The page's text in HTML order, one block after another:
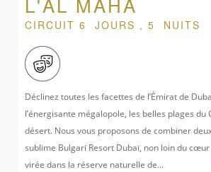
CIRCUIT 6 JOURS , 5 NUITS
Déclinez toutes les facettes de l’Émirat de
l’énergisante mégalopole, les belles plages du
désert. Nous vous proposons de combiner
sublime Bulgari Resort Dubaï, non loin du
virée dans la réserve naturelle de...